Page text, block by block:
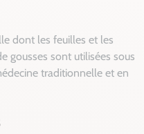
dont les feuilles et les
gousses sont utilisées sous
traditionnelle et en